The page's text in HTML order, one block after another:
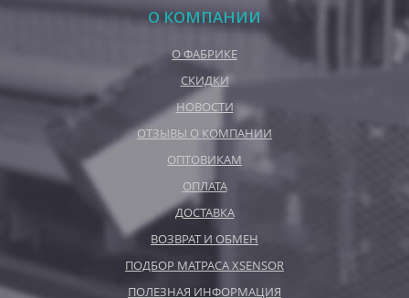
О КОМПАНИИ
О ФАБРИКЕ
СКИДКИ
НОВОСТИ
ОТЗЫВЫ О КОМПАНИИ
ОПТОВИКАМ
ОПЛАТА
ДОСТАВКА
ВОЗВРАТ И ОБМЕН
ПОДБОР МАТРАСА XSENSOR
ПОЛЕЗНАЯ ИНФОРМАЦИЯ